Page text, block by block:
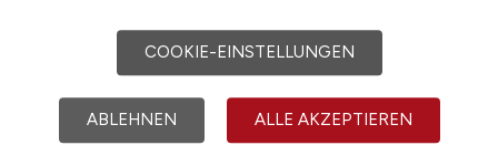
SHK-Fachkräfte erwarten konkrete
Informationen: Welche Systeme werden
eingesetzt? Geht es um Neubauinstallation,
COOKIE-EINSTELLUNGEN
ABLEHNEN ALLE AKZEPTIEREN